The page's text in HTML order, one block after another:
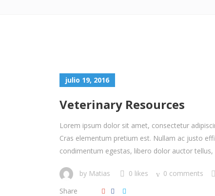
julio 19, 2016
Veterinary Resources
Lorem ipsum dolor sit amet, consectetur
Cras elementum pretium est. Nullam ac justo
condimentum egestas, libero dolor auctor tellus,
by Matias 0 likes
0 comments
Share